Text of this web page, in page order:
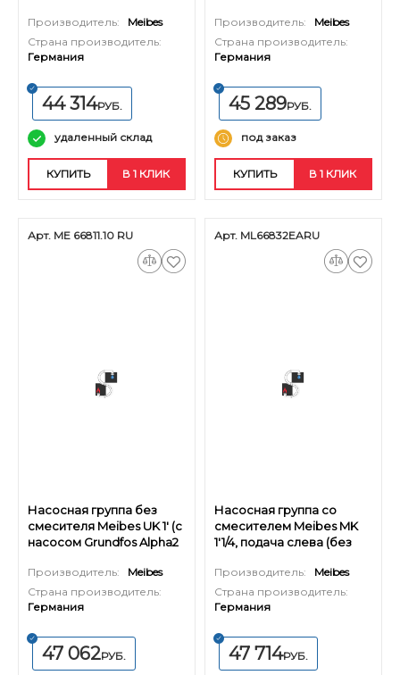
Производитель:
Meibes
Страна производитель:
Германия
44 314РУБ.
удаленный склад
КУПИТЬ В 1 КЛИК
25/1-7)
Производитель:
Meibes
Страна производитель:
Германия
45 289РУБ.
под заказ
КУПИТЬ В 1 КЛИК
Арт. ME 66811.10 RU
Насосная группа без
смесителя Meibes UK 1' (с
насосом Grundfos Alpha2
Производитель:
Meibes
Страна производитель:
Германия
47 062РУБ.
Арт. ML66832EARU
Насосная группа со
смесителем Meibes MK
1'1/4, подача слева (без
Производитель:
Meibes
Страна производитель:
Германия
47 714РУБ.